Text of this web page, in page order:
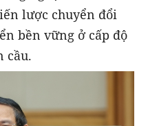
lược chuyển đổi
bền vững ở cấp độ
cầu.